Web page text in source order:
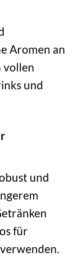
Aromen an
vollen
und
und
für